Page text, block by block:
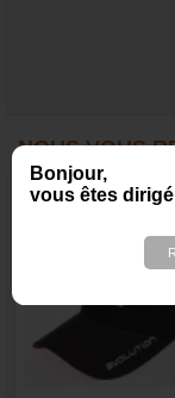
Bonjour,
vous êtes
NOUS VOUS